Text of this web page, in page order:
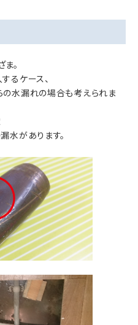
。
るケース、
水漏れの場合も考えられま
水があります。